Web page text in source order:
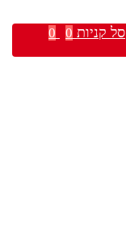
סל קניות 0
0